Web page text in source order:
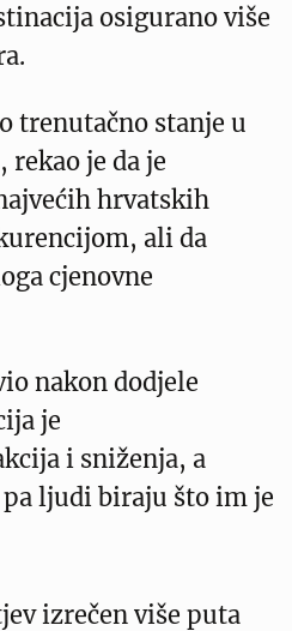
osigurano više
trenutačno stanje u
je da je
hrvatskih
ali da
cjenovne
nakon dodjele
je
i sniženja, a
ljudi biraju što im je
izrečen više puta